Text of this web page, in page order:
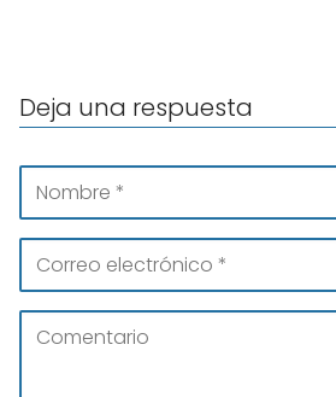
Deja una respuesta